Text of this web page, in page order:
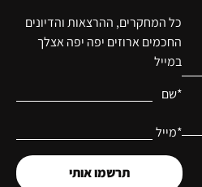
כל המחקרים, ההרצאות והדיונים
החכמים ארוזים יפה יפה אצלך
במייל
*שם
*מייל
תרשמו אותי